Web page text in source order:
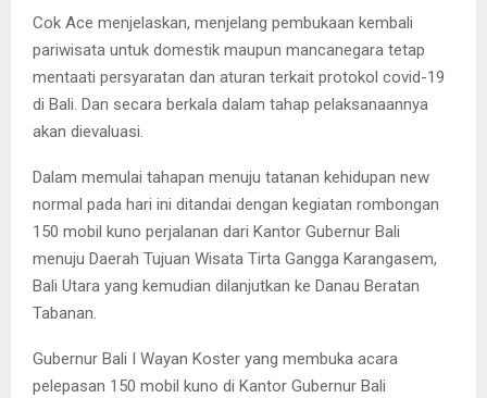
Cok Ace menjelaskan, menjelang pembukaan kembali
pariwisata untuk domestik maupun mancanegara tetap
mentaati persyaratan dan aturan terkait protokol covid-19
di Bali. Dan secara berkala dalam tahap pelaksanaannya
akan dievaluasi.
Dalam memulai tahapan menuju tatanan kehidupan new
normal pada hari ini ditandai dengan kegiatan rombongan
150 mobil kuno perjalanan dari Kantor Gubernur Bali
menuju Daerah Tujuan Wisata Tirta Gangga Karangasem,
Bali Utara yang kemudian dilanjutkan ke Danau Beratan
Tabanan.
Gubernur Bali I Wayan Koster yang membuka acara
pelepasan 150 mobil kuno di Kantor Gubernur Bali